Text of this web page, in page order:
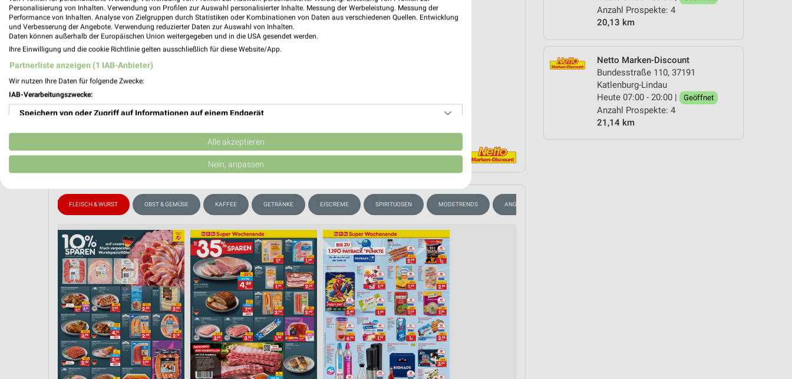
Anzahl Prospekte: 4
20,13 km
Netto Marken-Discount
Bundesstraße 110, 37191
Katlenburg-Lindau
Heute 07:00 - 20:00 |
Geöffnet
Anzahl Prospekte: 4
21,14 km
📅 Kalendereintrag erstellen
FLEISCH & WURST OBST & GEMÜSE KAFFEE GETRÄNKE EISCREME SPIRITUOSEN MODETRENDS ANGEBOTE FÜR DIE SILVESTER-PARTY
Personalisierung von Inhalten. Verwendung von Profilen zur Auswahl personalisierter Inhalte. Messung der Werbeleistung. Messung der
Performance von Inhalten. Analyse von Zielgruppen durch Statistiken oder Kombinationen von Daten aus verschiedenen Quellen. Entwicklung
und Verbesserung der Angebote. Verwendung reduzierter Daten zur Auswahl von Inhalten.
Daten können außerhalb der Europäischen Union weitergegeben und in die USA gesendet werden.
Ihre Einwilligung und die cookie Richtlinie gelten ausschließlich für diese Website/App.
Partnerliste anzeigen (1 IAB-Anbieter)
Wir nutzen Ihre Daten für folgende Zwecke:
IAB-Verarbeitungszwecke:
Speichern von oder Zugriff auf Informationen auf einem Endgerät
Verwendung reduzierter Daten zur Auswahl von Werbeanzeigen
Erstellung von Profilen für personalisierte Werbung
Erstellung von Profilen zur Personalisierung von Inhalten
Verwendung von Profilen zur Auswahl personalisierter Inhalte
Messung der Werbeleistung
Messung der Performance von Inhalten
Analyse von Zielgruppen durch Statistiken oder Kombinationen von Daten aus verschiedenen
Entwicklung und Verbesserung der Angebote
Verwendung reduzierter Daten zur Auswahl von Inhalten
Alle akzeptieren
Nein, anpassen